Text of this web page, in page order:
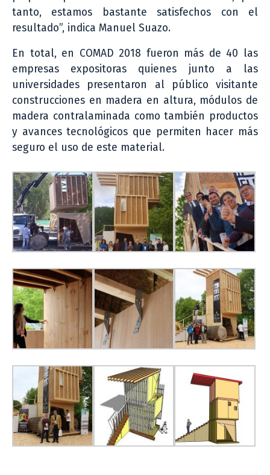
tanto, estamos bastante satisfechos con el
resultado”, indica Manuel Suazo.
En total, en COMAD 2018 fueron más de 40 las
empresas expositoras quienes junto a las
universidades presentaron al público visitante
construcciones en madera en altura, módulos de
madera contralaminada como también productos
y avances tecnológicos que permiten hacer más
seguro el uso de este material.